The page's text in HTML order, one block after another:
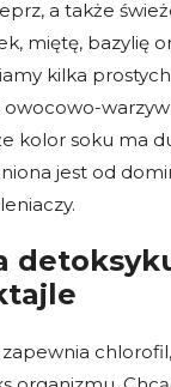
a także
miętę, bazylię
kilka
owocowo-
kolor soku ma
jest od